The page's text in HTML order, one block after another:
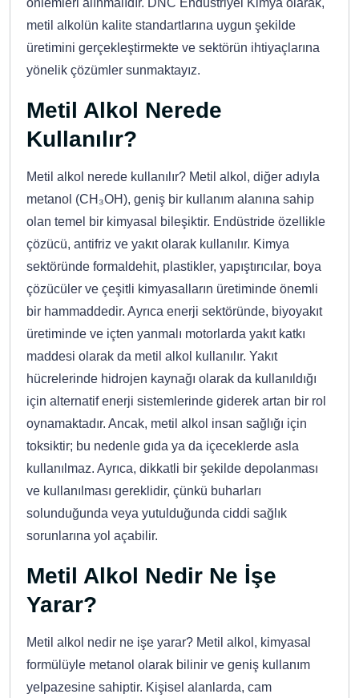
önlemleri alınmalıdır. DNC Endüstriyel Kimya olarak,
metil alkolün kalite standartlarına uygun şekilde
üretimini gerçekleştirmekte ve sektörün ihtiyaçlarına
yönelik çözümler sunmaktayız.
Metil Alkol Nerede
Kullanılır?
Metil alkol nerede kullanılır? Metil alkol, diğer adıyla
metanol (CH₃OH), geniş bir kullanım alanına sahip
olan temel bir kimyasal bileşiktir. Endüstride özellikle
çözücü, antifriz ve yakıt olarak kullanılır. Kimya
sektöründe formaldehit, plastikler, yapıştırıcılar, boya
çözücüler ve çeşitli kimyasalların üretiminde önemli
bir hammaddedir. Ayrıca enerji sektöründe, biyoyakıt
üretiminde ve içten yanmalı motorlarda yakıt katkı
maddesi olarak da metil alkol kullanılır. Yakıt
hücrelerinde hidrojen kaynağı olarak da kullanıldığı
için alternatif enerji sistemlerinde giderek artan bir rol
oynamaktadır. Ancak, metil alkol insan sağlığı için
toksiktir; bu nedenle gıda ya da içeceklerde asla
kullanılmaz. Ayrıca, dikkatli bir şekilde depolanması
ve kullanılması gereklidir, çünkü buharları
solunduğunda veya yutulduğunda ciddi sağlık
sorunlarına yol açabilir.
Metil Alkol Nedir Ne İşe
Yarar?
Metil alkol nedir ne işe yarar? Metil alkol, kimyasal
formülüyle metanol olarak bilinir ve geniş kullanım
yelpazesine sahiptir. Kişisel alanlarda, cam